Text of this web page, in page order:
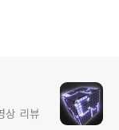
상 리뷰